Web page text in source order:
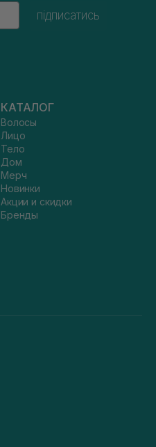
підписатись
КАТАЛОГ
Волосы
Лицо
Тело
Дом
Мерч
Новинки
Акции и скидки
Бренды